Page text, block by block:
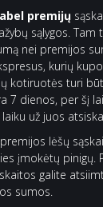
premijų
sąlygos.
nei premijos
kurių
kotiruotės turi
7 dienos, per šį
už juos
lėšų
įmokėtų pinigų.
galite
sumos.